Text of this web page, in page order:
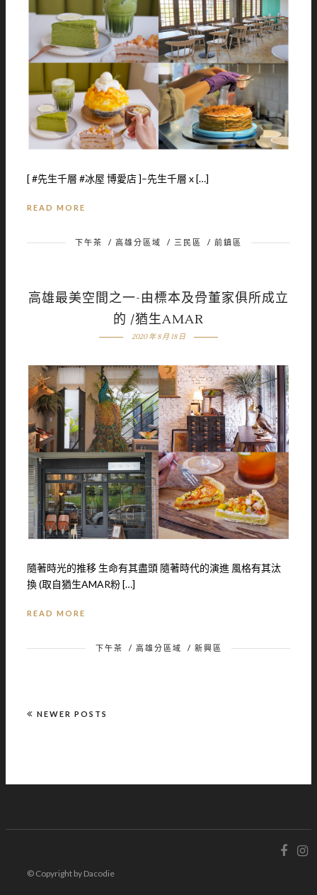
[ #先生千層 #冰屋 博愛店 ]–先生千層 x […]
READ MORE
下午茶 / 高雄分區域 / 三民區 / 前鎮區
高雄最美空間之一-由標本及骨董家俱所成立
的 /猶生AMAR
2020 年 8 月 18 日
隨著時光的推移 生命有其盡頭 隨著時代的演進 風格有其汰
換 (取自猶生AMAR粉 […]
READ MORE
下午茶 / 高雄分區域 / 新興區
NEWER POSTS
© Copyright by Dacodie